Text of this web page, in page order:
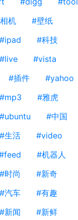
机
#壁纸
#ipad
#科技
#live
#vista
#插件
#yahoo
#mp3
#雅虎
#ubuntu
#中国
#生活
#video
#机器人
#时尚
#新奇
#汽车
#有趣
#新闻 #新鲜